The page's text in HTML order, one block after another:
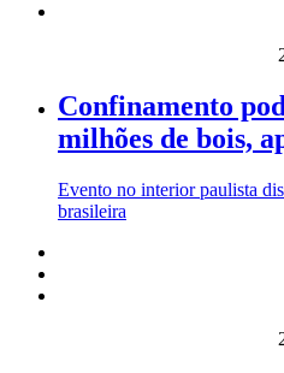
Confinamento
milhões de bois,
Evento no interior paulista
brasileira